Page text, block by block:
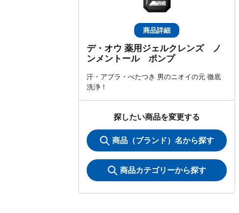
商品詳細
デ・オウ 薬用ジェルクレンズ ノ
ンメントール ポンプ
汗・アブラ・べたつき 男のニオイの元 徹底
洗浄！
探したい商品を変更する
商品（ブランド）名から探す
商品カテゴリーから探す